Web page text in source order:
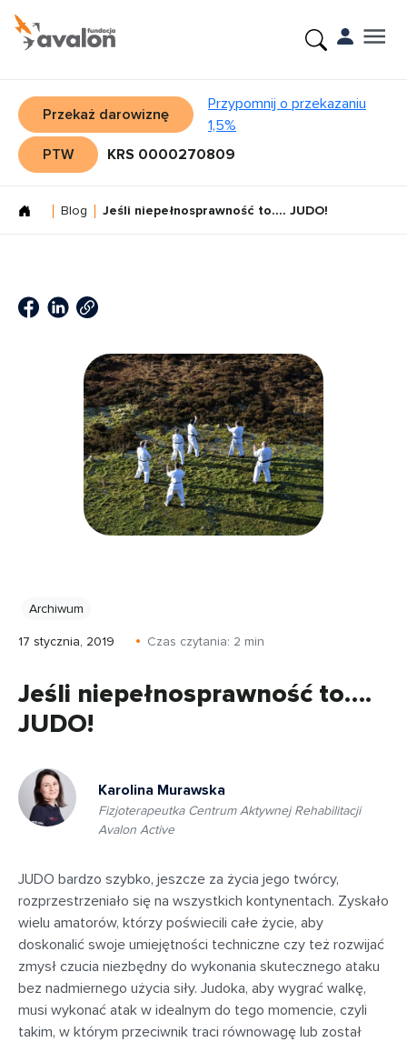
Przekaż darowiznę
Przypomnij o przekazaniu
1,5%
PTW
KRS 0000270809
Blog Jeśli niepełnosprawność to…. JUDO!
Archiwum
17 stycznia, 2019 Czas czytania: 2 min
Jeśli niepełnosprawność to….
JUDO!
Karolina Murawska
Fizjoterapeutka Centrum Aktywnej Rehabilitacji
Avalon Active
JUDO bardzo szybko, jeszcze za życia jego twórcy,
rozprzestrzeniało się na wszystkich kontynentach. Zyskało
wielu amatorów, którzy poświecili całe życie, aby
doskonalić swoje umiejętności techniczne czy też rozwijać
zmysł czucia niezbędny do wykonania skutecznego ataku
bez nadmiernego użycia siły. Judoka, aby wygrać walkę,
musi wykonać atak w idealnym do tego momencie, czyli
takim, w którym przeciwnik traci równowagę lub został